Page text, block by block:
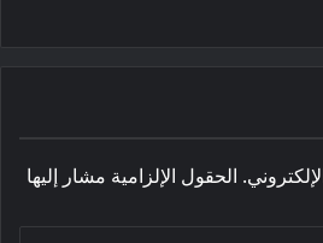
الحقول الإلزامية مشار إليها